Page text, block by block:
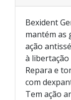
Bexident
mantém as
ação
à
Repara e
com
Tem ação